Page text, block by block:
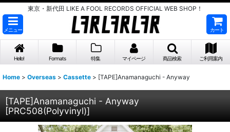
東京・新代田 LIKE A FOOL RECORDS OFFICIAL WEB SHOP！
メニュー カート
Hello! Formats 特集 マイページ 商品検索 ご利用案内
Home > Overseas > Cassette > [TAPE]Anamanaguchi - Anyway
[TAPE]Anamanaguchi - Anyway
[PRC508(Polyvinyl)]